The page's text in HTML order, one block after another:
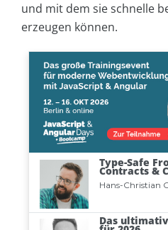
und mit dem sie schnelle
erzeugen können.